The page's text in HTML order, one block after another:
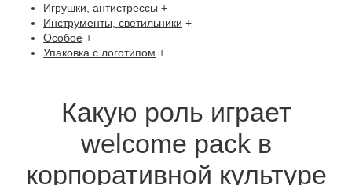
Игрушки, антистрессы +
Инструменты, светильники +
Особое +
Упаковка с логотипом +
Какую роль играет
welcome pack в
корпоративной культуре